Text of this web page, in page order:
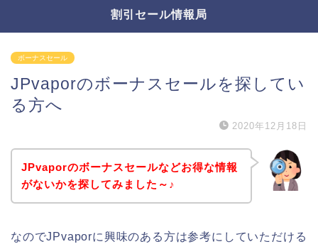
割引セール情報局
ボーナスセール
JPvaporのボーナスセールを探してい
る方へ
2020年12月18日
JPvaporのボーナスセールなどお得な情報
がないかを探してみました～♪
なのでJPvaporに興味のある方は参考にしていただける